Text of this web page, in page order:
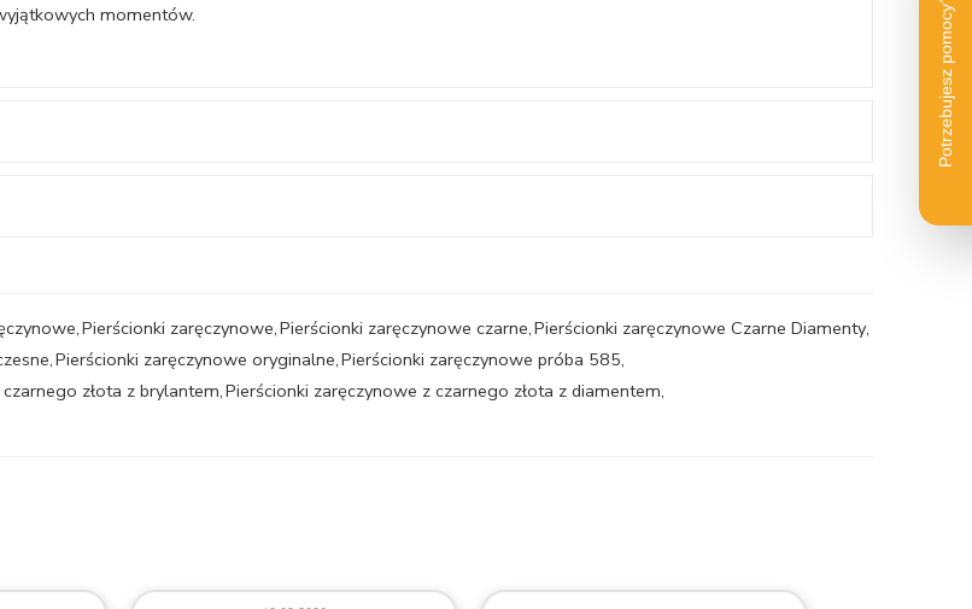
momentów.
,Pierścionki zaręczynowe,Pierścionki zaręczynowe czarne,Pierścionki zaręczynowe Czarne Diamenty,
,Pierścionki zaręczynowe oryginalne,Pierścionki zaręczynowe próba 585,
złota z brylantem,Pierścionki zaręczynowe z czarnego złota z diamentem,